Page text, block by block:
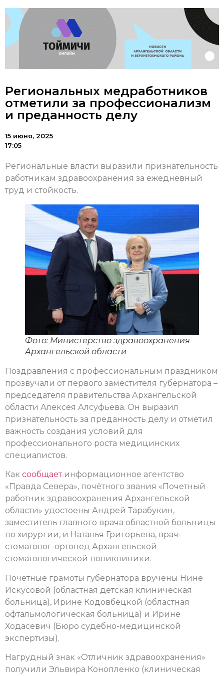
Региональных медработников
отметили за профессионализм
и преданность делу
15 июня, 2025
17:05
Региональные власти выразили признательность
работникам здравоохранения за ежедневный
труд и стойкость.
Фото: Министерство здравоохранения
Архангельской области
Поздравления с профессиональным праздником
прозвучали от первого заместителя губернатора –
председателя правительства Архангельской
области Алексея Алсуфьева. Он выразил
признательность за преданность делу и отметил
важность создания условий для
профессионального роста медицинских
специалистов.
Как сообщаетинформационное агентство
«Правда Севера», почётного звания «Почетный
работник здравоохранения Архангельской
области» удостоены Андрей Тарабукин,
заместитель главного врача областной больницы
по хирургии, и Наталья Григорьева, врач-
стоматолог-ортопед Архангельской
стоматологической поликлиники.
Почётные грамоты губернатора вручены Нине
Искусовой (областная детская клиническая
больница), Ирине Кодовбецкой (областная
офтальмологическая больница) и Ирине
Ходасевич (Бюро судебно-медицинской
экспертизы).
Нагрудный знак «Отличник здравоохранения»
получили Эльвира Конопленко (клиническая